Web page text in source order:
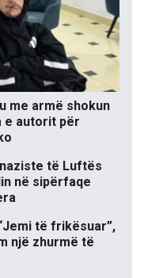
me armë shokun
e autorit për
të Luftës
në sipërfaqe
të frikësuar”,
një zhurmë të